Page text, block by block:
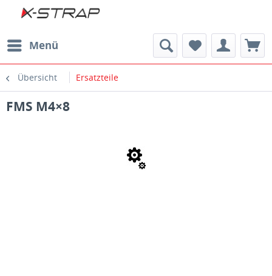
Menü
Übersicht Ersatzteile
FMS M4×8